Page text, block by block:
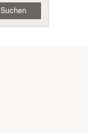
Suchen